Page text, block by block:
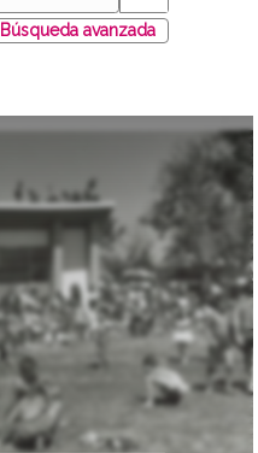
Búsqueda avanzada